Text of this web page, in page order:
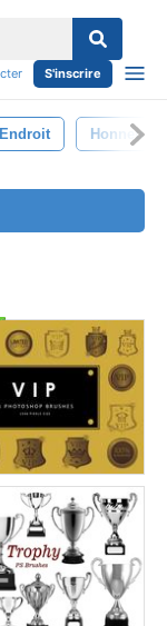
S'inscrire
Endroit Honneur